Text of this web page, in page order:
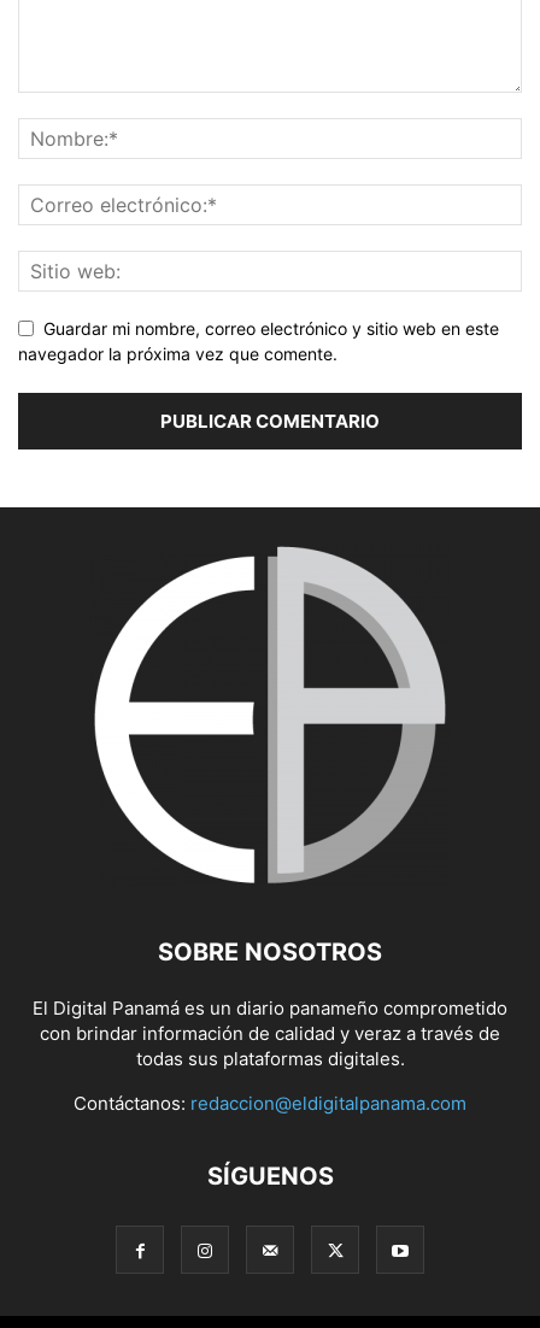
Guardar mi nombre, correo electrónico y sitio web en este
navegador la próxima vez que comente.
SOBRE NOSOTROS
El Digital Panamá es un diario panameño comprometido
con brindar información de calidad y veraz a través de
todas sus plataformas digitales.
Contáctanos: redaccion@eldigitalpanama.com
SÍGUENOS